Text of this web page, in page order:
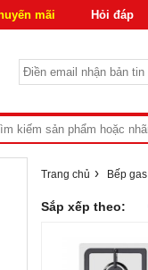
mãi Hỏi đáp
Trang chủ › Bếp gas
Sắp xếp theo: